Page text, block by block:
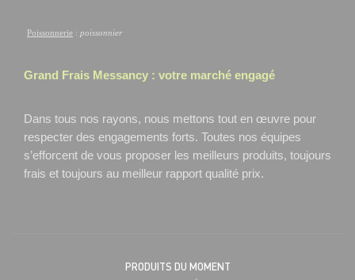
Poissonnerie : poissonnier
Grand Frais Messancy : votre marché engagé
Dans tous nos rayons, nous mettons tout en œuvre pour
respecter des engagements forts. Toutes nos équipes
s’efforcent de vous proposer les meilleurs produits, toujours
frais et toujours au meilleur rapport qualité prix.
PRODUITS DU MOMENT